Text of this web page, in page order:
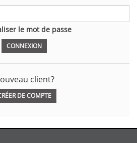
le mot de passe
client?
DE COMPTE